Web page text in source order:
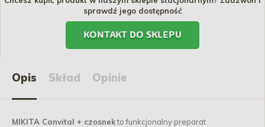
sprawdź jego dostępność
KONTAKT DO SKLEPU
Opis Skład Opinie
MIKITA Canvital + czosnekto funkcjonalny preparat